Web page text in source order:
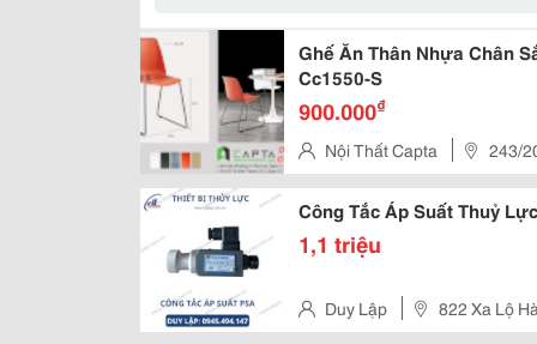
Ghế Ăn Thân Nhựa Chân
Cc1550-S
900.000₫
Nội Thất Capta
243/
Gần Siêu Thị Big C)
Công Tắc Áp Suất Thuỷ
1,1 triệu
Duy Lập 822 Xa Lộ